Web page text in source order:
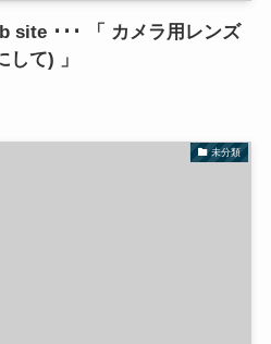
site ･･･ 「 カメラ用レンズ
て) 」
未分類